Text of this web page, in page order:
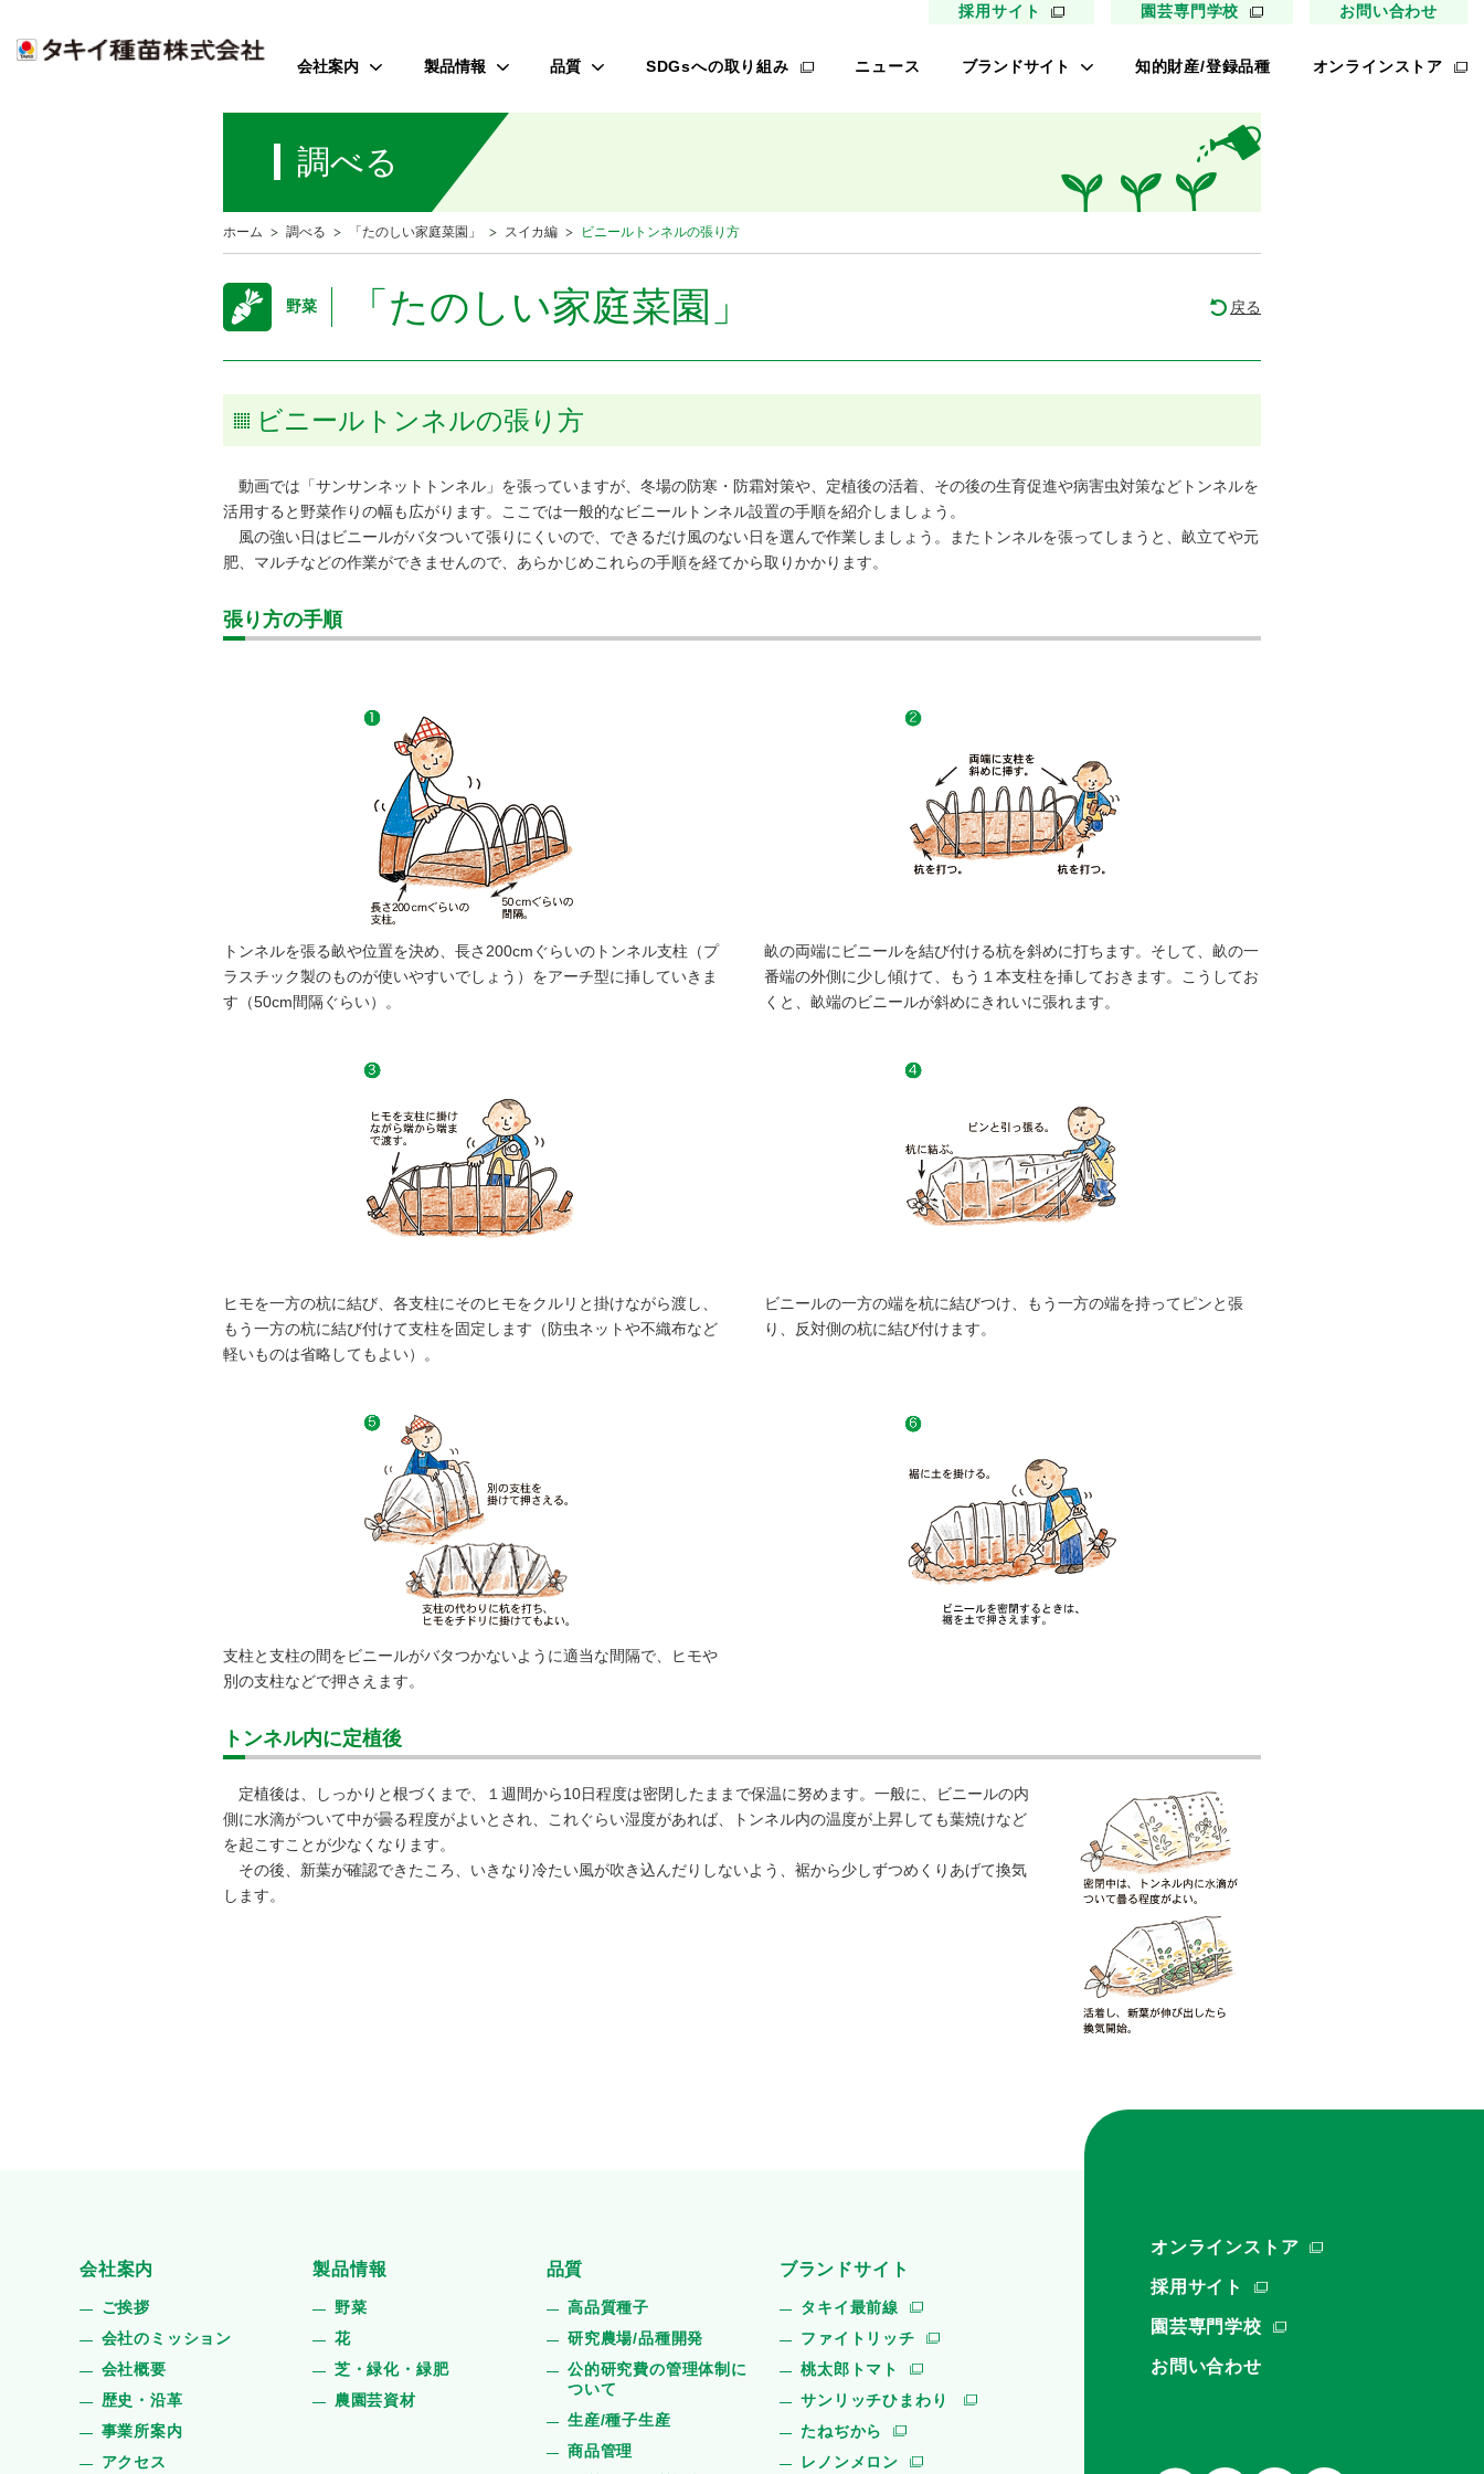
採用サイト 園芸専門学校 お問い合わせ
会社案内
会社のミッション
事業所案内
製品情報
花
芝・緑化・緑肥
品質
商品管理
SDGsへの取り組み ニュース ブランドサイト
タキイのノベルティ
知的財産/登録品種 オンラインストア
調べる
ホーム 調べる 「たのしい家庭菜園」 スイカ編 ビニールトンネルの張り方
野菜 「たのしい家庭菜園」 戻る
ビニールトンネルの張り方
動画では「サンサンネットトンネル」を張っていますが、冬場の防寒・防霜対策や、定植後の活着、その後の生育促進や病害虫対策などトンネルを
活用すると野菜作りの幅も広がります。ここでは一般的なビニールトンネル設置の手順を紹介しましょう。
風の強い日はビニールがバタついて張りにくいので、できるだけ風のない日を選んで作業しましょう。またトンネルを張ってしまうと、畝立てや元
肥、マルチなどの作業ができませんので、あらかじめこれらの手順を経てから取りかかります。
張り方の手順
トンネルを張る畝や位置を決め、長さ200cmぐらいのトンネル支柱（プ
ラスチック製のものが使いやすいでしょう）をアーチ型に挿していきま
す（50cm間隔ぐらい）。
畝の両端にビニールを結び付ける杭を斜めに打ちます。そして、畝の一
番端の外側に少し傾けて、もう１本支柱を挿しておきます。こうしてお
くと、畝端のビニールが斜めにきれいに張れます。
ヒモを一方の杭に結び、各支柱にそのヒモをクルリと掛けながら渡し、
もう一方の杭に結び付けて支柱を固定します（防虫ネットや不織布など
軽いものは省略してもよい）。
ビニールの一方の端を杭に結びつけ、もう一方の端を持ってピンと張
り、反対側の杭に結び付けます。
支柱と支柱の間をビニールがバタつかないように適当な間隔で、ヒモや
別の支柱などで押さえます。
トンネル内に定植後
定植後は、しっかりと根づくまで、１週間から10日程度は密閉したままで保温に努めます。一般に、ビニールの内
側に水滴がついて中が曇る程度がよいとされ、これぐらい湿度があれば、トンネル内の温度が上昇しても葉焼けなど
を起こすことが少なくなります。
その後、新葉が確認できたころ、いきなり冷たい風が吹き込んだりしないよう、裾から少しずつめくりあげて換気
します。
会社案内
ご挨拶
会社のミッション
会社概要
歴史・沿革
事業所案内
アクセス
製品情報
野菜
花
芝・緑化・緑肥
農園芸資材
品質
高品質種子
研究農場/品種開発
公的研究費の管理体制に
ついて
生産/種子生産
商品管理
ブランドサイト
タキイ最前線
ファイトリッチ
桃太郎トマト
サンリッチひまわり
たねぢから
レノンメロン
オンラインストア
採用サイト
園芸専門学校
お問い合わせ